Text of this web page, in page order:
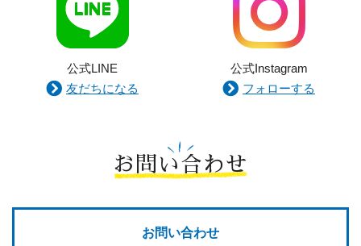
公式LINE
友だちになる
公式Instagram
フォローする
お問い合わせ
お問い合わせ